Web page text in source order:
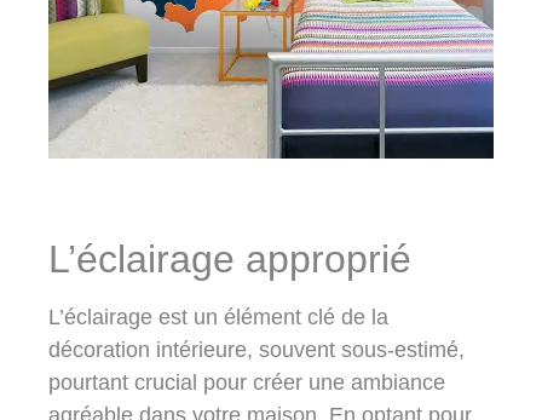
L’éclairage approprié
L’éclairage est un élément clé de la
décoration intérieure, souvent sous-estimé,
pourtant crucial pour créer une ambiance